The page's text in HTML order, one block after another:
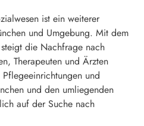
ist ein weiterer
und Umgebung. Mit dem
die Nachfrage nach
Therapeuten und Ärzten
und
und den umliegenden
auf der Suche nach